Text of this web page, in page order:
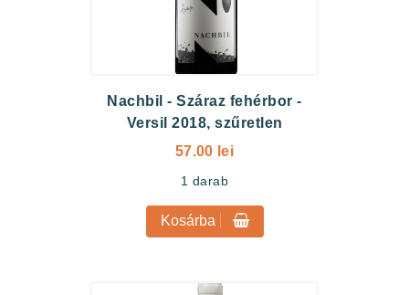
Nachbil -Száraz fehérbor -
Versil 2018, szűretlen
57.00 lei
1 darab
Kosárba